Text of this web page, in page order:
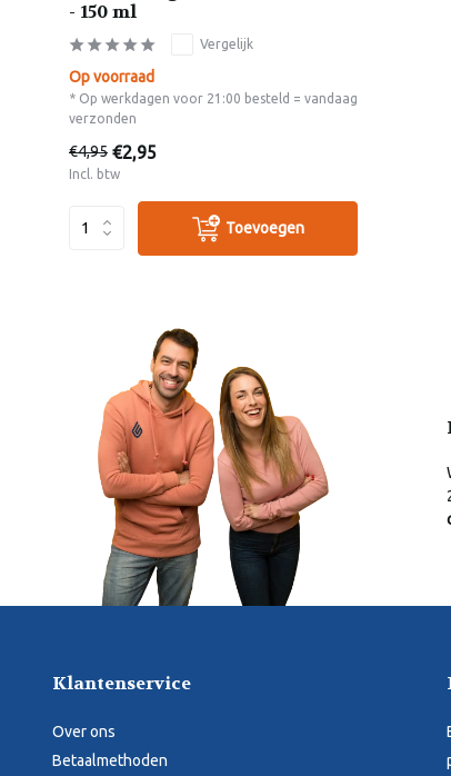
- 150 ml
Vergelijk
Op voorraad
* Op werkdagen voor 21:00 besteld = vandaag
verzonden
€4,95 €2,95
Incl. btw
Toevoegen
Klantenservice
Over ons
Betaalmethoden